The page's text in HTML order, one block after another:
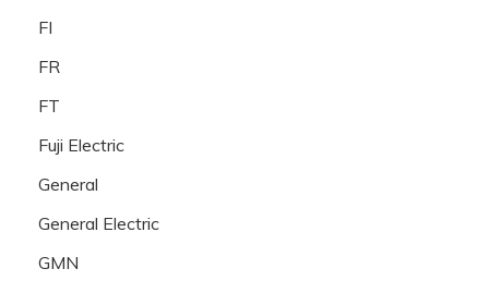
FI
FR
FT
Fuji Electric
General
General Electric
GMN